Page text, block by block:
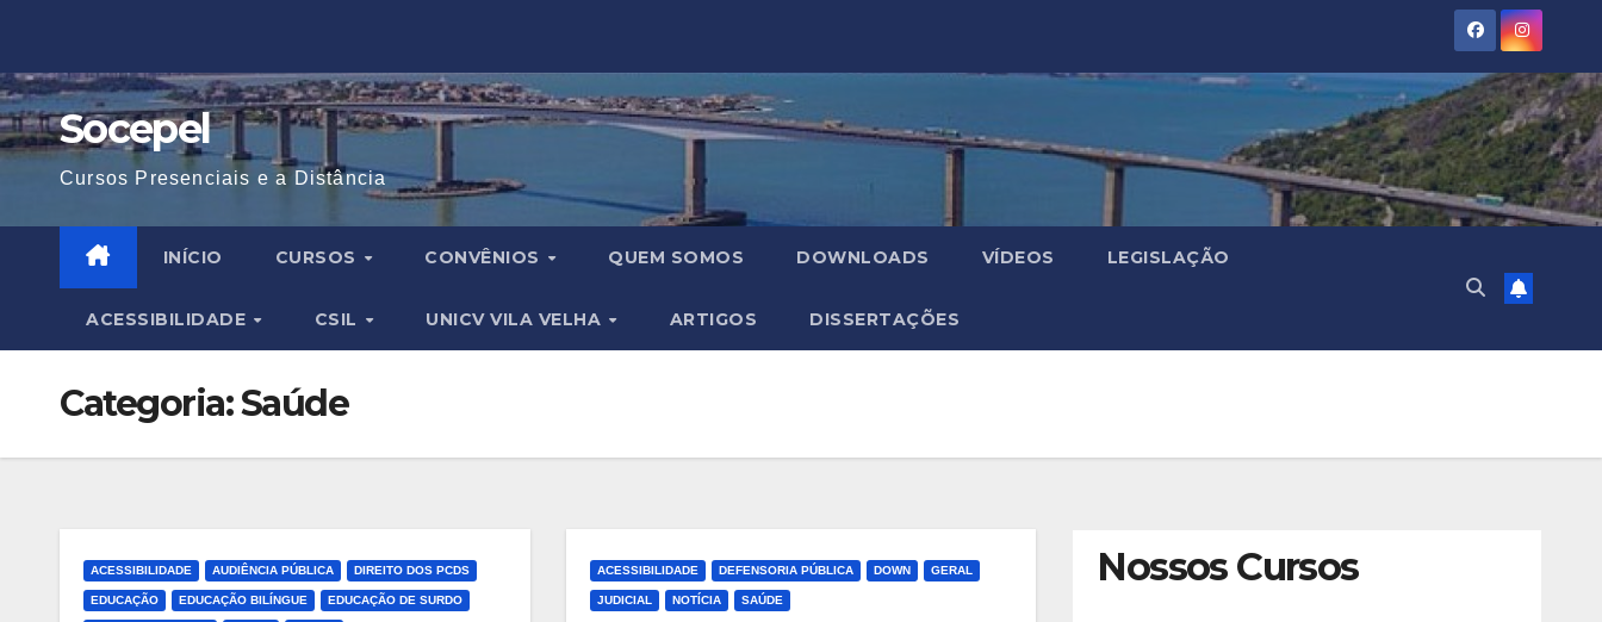
content
Socepel
Cursos Presenciais e a Distância
INÍCIO CURSOS CONVÊNIOS QUEM SOMOS DOWNLOADS VÍDEOS LEGISLAÇÃO
ACESSIBILIDADE CSIL UNICV VILA VELHA ARTIGOS DISSERTAÇÕES
Categoria:Saúde
ACESSIBILIDADE AUDIÊNCIA PÚBLICA DIREITO DOS PCDS
EDUCAÇÃO EDUCAÇÃO BILÍNGUE EDUCAÇÃO DE SURDO
ACESSIBILIDADE DEFENSORIA PÚBLICA DOWN GERAL
JUDICIAL NOTÍCIA SAÚDE
Nossos Cursos